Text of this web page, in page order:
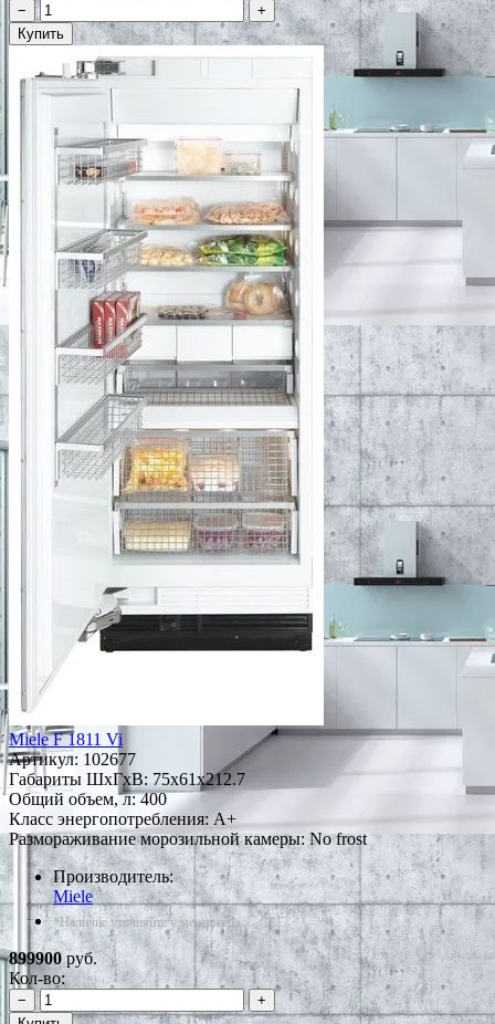
−
+
Купить
Miele F 1811 Vi
Артикул: 102677
Габариты ШxГxВ: 75x61x212.7
Общий объем, л: 400
Класс энергопотребления: A+
Размораживание морозильной камеры: No frost
Производитель:
Miele
*Наличие уточняйте у менеджера
899900руб.
Кол-во:
−
+